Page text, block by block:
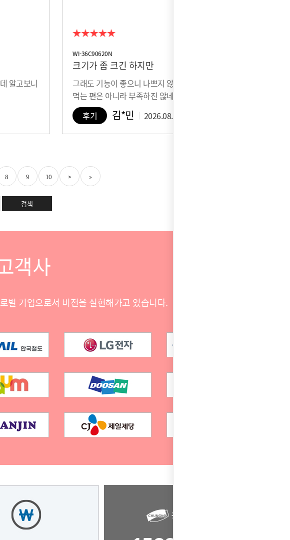
알고보니
WI-36C90620N
크기가 좀 크긴 하지만
그래도 기능이 좋으니 나쁘지 않은듯. 얼음을 막 많이
먹는 편은 아니라 부족하진 않네요 생…
후기
김*민 2026.08.07
8 9 10 > »
검색
객사
벌 기업으로서 비전을 실현해가고 있습니다.